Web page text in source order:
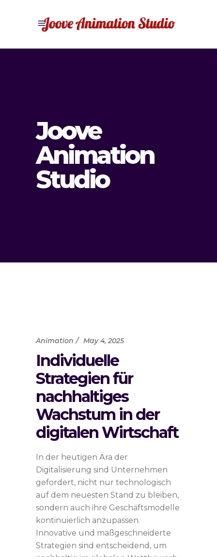
Joove
Animation
Studio
Animation May 4, 2025
Individuelle
Strategien für
nachhaltiges
Wachstum in der
digitalen Wirtschaft
In der heutigen Ära der
Digitalisierung sind Unternehmen
gefordert, nicht nur technologisch
auf dem neuesten Stand zu bleiben,
sondern auch ihre Geschäftsmodelle
kontinuierlich anzupassen.
Innovative und maßgeschneiderte
Strategien sind entscheidend, um